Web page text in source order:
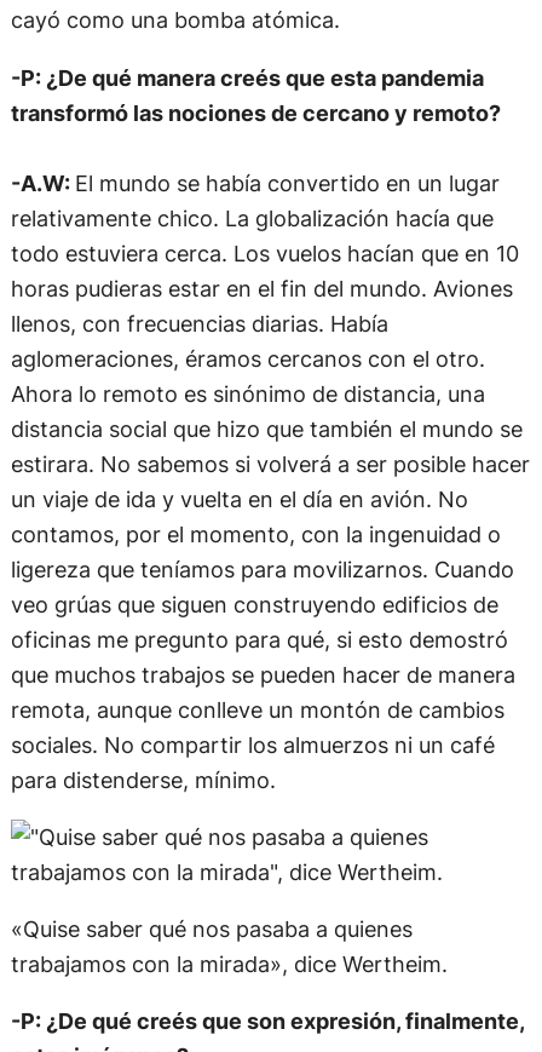
cayó como una bomba atómica.
-P: ¿De qué manera creés que esta pandemia
transformó las nociones de cercano y remoto?
-A.W: El mundo se había convertido en un lugar
relativamente chico. La globalización hacía que
todo estuviera cerca. Los vuelos hacían que en 10
horas pudieras estar en el fin del mundo. Aviones
llenos, con frecuencias diarias. Había
aglomeraciones, éramos cercanos con el otro.
Ahora lo remoto es sinónimo de distancia, una
distancia social que hizo que también el mundo se
estirara. No sabemos si volverá a ser posible hacer
un viaje de ida y vuelta en el día en avión. No
contamos, por el momento, con la ingenuidad o
ligereza que teníamos para movilizarnos. Cuando
veo grúas que siguen construyendo edificios de
oficinas me pregunto para qué, si esto demostró
que muchos trabajos se pueden hacer de manera
remota, aunque conlleve un montón de cambios
sociales. No compartir los almuerzos ni un café
para distenderse, mínimo.
«Quise saber qué nos pasaba a quienes
trabajamos con la mirada», dice Wertheim.
-P: ¿De qué creés que son expresión, finalmente,